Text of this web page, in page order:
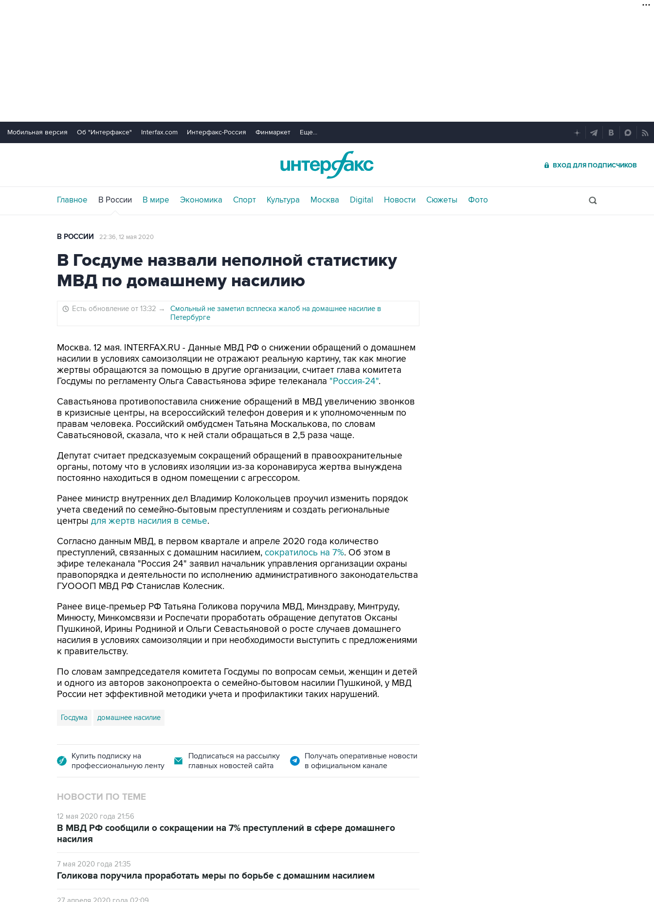
Мобильная версия Об "Интерфаксе" Interfax.com Интерфакс-Россия Финмаркет Еще...
ВХОД ДЛЯ ПОДПИСЧИКОВ
Главное В России В мире Экономика Спорт Культура Москва Digital Новости Сюжеты Фото
В РОССИИ 22:36, 12 мая 2020
В Госдуме назвали неполной статистику
МВД по домашнему насилию
Есть обновление от 13:32 →
Смольный не заметил всплеска жалоб на домашнее насилие в
Петербурге
Москва. 12 мая. INTERFAX.RU - Данные МВД РФ о снижении обращений о домашнем
насилии в условиях самоизоляции не отражают реальную картину, так как многие
жертвы обращаются за помощью в другие организации, считает глава комитета
Госдумы по регламенту Ольга Савастьянова эфире телеканала "Россия-24".
Савастьянова противопоставила снижение обращений в МВД увеличению звонков
в кризисные центры, на всероссийский телефон доверия и к уполномоченным по
правам человека. Российский омбудсмен Татьяна Москалькова, по словам
Саватьсяновой, сказала, что к ней стали обращаться в 2,5 раза чаще.
Депутат считает предсказуемым сокращений обращений в правоохранительные
органы, потому что в условиях изоляции из-за коронавируса жертва вынуждена
постоянно находиться в одном помещении с агрессором.
Ранее министр внутренних дел Владимир Колокольцев проучил изменить порядок
учета сведений по семейно-бытовым преступлениям и создать региональные
центры для жертв насилия в семье.
Согласно данным МВД, в первом квартале и апреле 2020 года количество
преступлений, связанных с домашним насилием, сократилось на 7%. Об этом в
эфире телеканала "Россия 24" заявил начальник управления организации охраны
правопорядка и деятельности по исполнению административного законодательства
ГУОООП МВД РФ Станислав Колесник.
Ранее вице-премьер РФ Татьяна Голикова поручила МВД, Минздраву, Минтруду,
Минюсту, Минкомсвязи и Роспечати проработать обращение депутатов Оксаны
Пушкиной, Ирины Родниной и Ольги Севастьяновой о росте случаев домашнего
насилия в условиях самоизоляции и при необходимости выступить с предложениями
к правительству.
По словам зампредседателя комитета Госдумы по вопросам семьи, женщин и детей
и одного из авторов законопроекта о семейно-бытовом насилии Пушкиной, у МВД
России нет эффективной методики учета и профилактики таких нарушений.
Госдума домашнее насилие
Купить подписку на
профессиональную ленту
Подписаться на рассылку
главных новостей сайта
Получать оперативные новости
в официальном канале
НОВОСТИ ПО ТЕМЕ
12 мая 2020 года 21:56
В МВД РФ сообщили о сокращении на 7% преступлений в сфере домашнего
насилия
7 мая 2020 года 21:35
Голикова поручила проработать меры по борьбе с домашним насилием